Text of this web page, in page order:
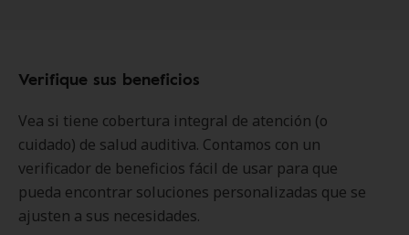
Verifique sus beneficios
Vea si tiene cobertura integral de atención (o
cuidado) de salud auditiva. Contamos con un
verificador de beneficios fácil de usar para que
pueda encontrar soluciones personalizadas que se
ajusten a sus necesidades.